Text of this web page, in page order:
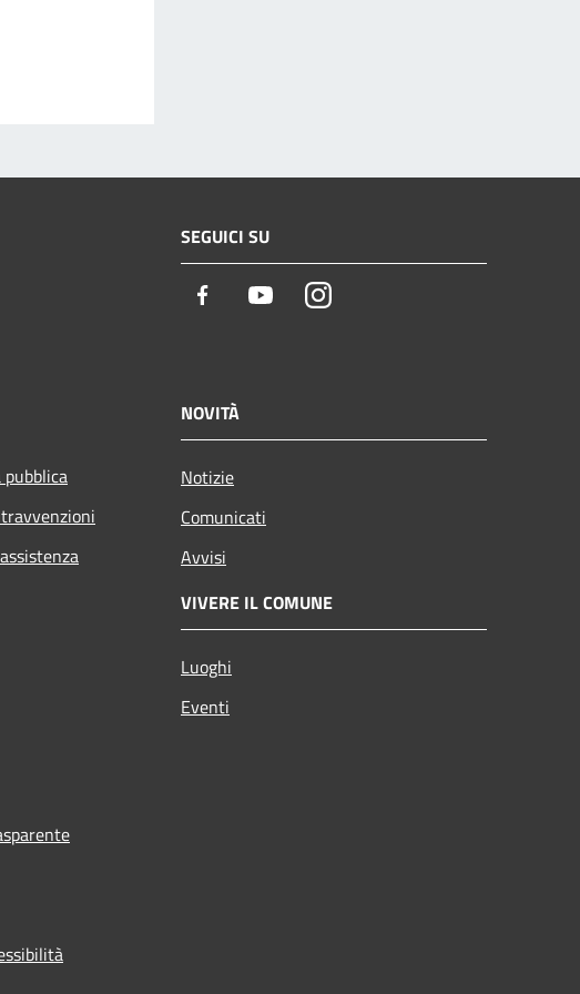
SEGUICI SU
Facebook YoutubeInstagram
pubblica
NOVITÀ
Notizie
Comunicati
Avvisi
VIVERE IL COMUNE
Luoghi
Eventi